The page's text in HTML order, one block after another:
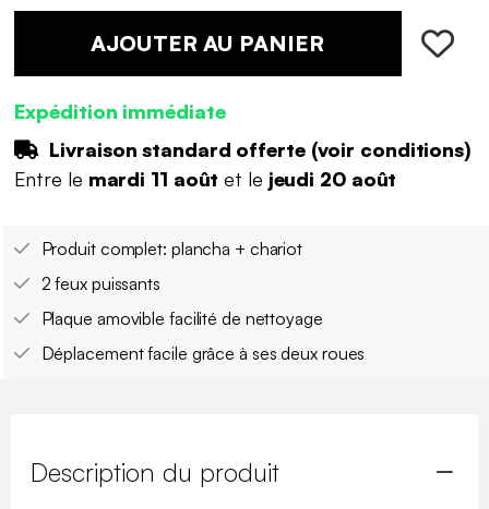
AJOUTER AU PANIER
Expédition immédiate
Livraison standard offerte (voir conditions)
Entre le mardi 11 août et le jeudi 20 août
Produit complet: plancha + chariot
2 feux puissants
Plaque amovible facilité de nettoyage
Déplacement facile grâce à ses deux roues
Description du produit